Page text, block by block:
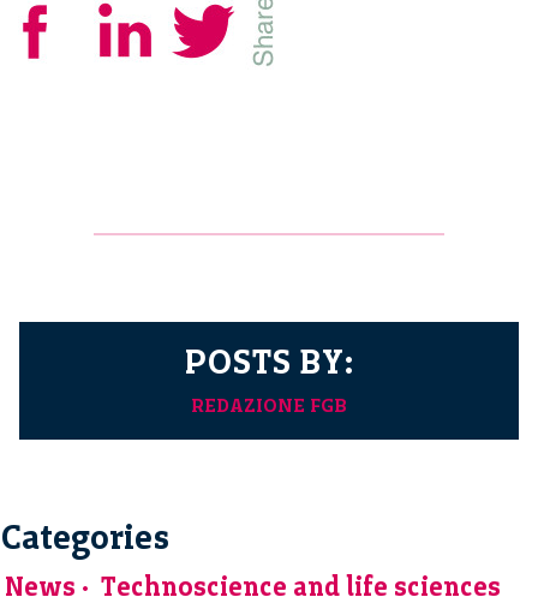
POSTS BY:
REDAZIONE FGB
Categories
News Technoscience and life sciences